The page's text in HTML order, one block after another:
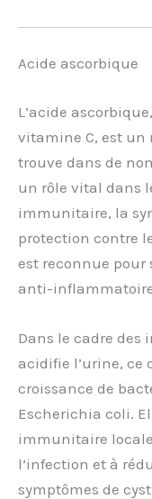
Acide ascorbique
L’acide
vitamine C, est un
trouve dans de
un rôle vital dans
immunitaire, la
protection contre
est reconnue pour
anti-
Dans le cadre
acidifie l’urine, ce
croissance de
Escherichia coli.
immunitaire
l’infection et à
symptômes de